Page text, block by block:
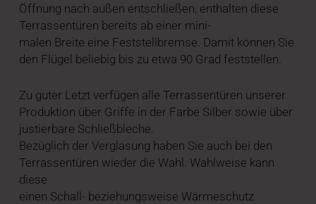
Öffnung nach außen entschließen, enthalten diese
Terrassentüren bereits ab einer mini-
malen Breite eine Feststellbremse. Damit können Sie
den Flügel beliebig bis zu etwa 90 Grad feststellen.
Zu guter Letzt verfügen alle Terrassentüren unserer
Produktion über Griffe in der Farbe Silber sowie über
justierbare Schließbleche.
Bezüglich der Verglasung haben Sie auch bei den
Terrassentüren wieder die Wahl. Wahlweise kann
diese
einen Schall- beziehungsweise Wärmeschutz